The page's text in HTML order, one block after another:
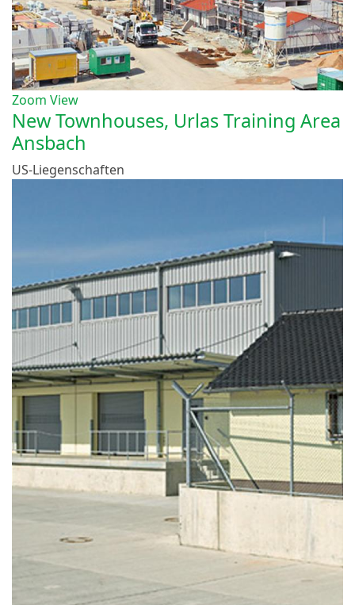
Zoom View
New Townhouses, Urlas Training Area
Ansbach
US-Liegenschaften